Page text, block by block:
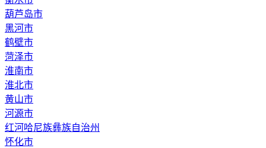
葫芦岛市
黑河市
鹤壁市
菏泽市
淮南市
淮北市
黄山市
河源市
红河哈尼族彝族自治州
怀化市